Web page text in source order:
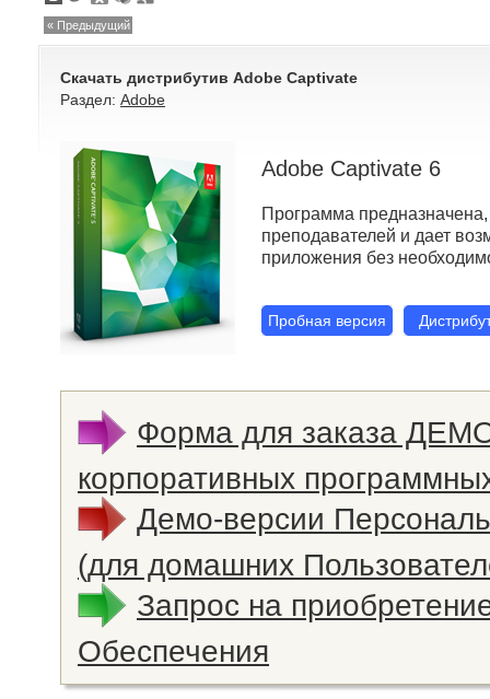
« Предыдущий
Скачать дистрибутив Adobe Captivate
Раздел: Adobe
Adobe Captivate 6
Программа
преподавателей и дает
приложения без
Пробная версия
Форма для заказа
корпоративных
Демо-версии
(для домашних
Запрос на
Обеспечения